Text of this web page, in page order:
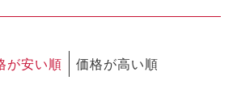
が安い順
価格が高い順